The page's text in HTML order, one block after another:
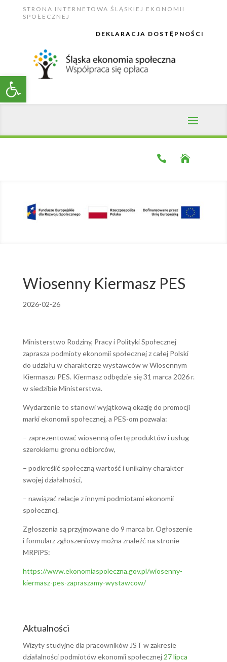
Open toolbar
content
STRONA INTERNETOWA ŚLĄSKIEJ EKONOMII
SPOŁECZNEJ
DEKLARACJA DOSTĘPNOŚCI


Wiosenny Kiermasz PES
2026-02-26
Ministerstwo Rodziny, Pracy i Polityki Społecznej
zaprasza podmioty ekonomii społecznej z całej Polski
do udziału w charakterze wystawców w Wiosennym
Kiermaszu PES. Kiermasz odbędzie się 31 marca 2026 r.
w siedzibie Ministerstwa.
Wydarzenie to stanowi wyjątkową okazję do promocji
marki ekonomii społecznej, a PES-om pozwala:
– zaprezentować wiosenną ofertę produktów i usług
szerokiemu gronu odbiorców,
– podkreślić społeczną wartość i unikalny charakter
swojej działalności,
– nawiązać relacje z innymi podmiotami ekonomii
społecznej.
Zgłoszenia są przyjmowane do 9 marca br. Ogłoszenie
i formularz zgłoszeniowy można znaleźć na stronie
MRPiPS:
https://www.ekonomiaspoleczna.gov.pl/wiosenny-
kiermasz-pes-zapraszamy-wystawcow/
Aktualności
Wizyty studyjne dla pracowników JST w zakresie
działalności podmiotów ekonomii społecznej 27 lipca